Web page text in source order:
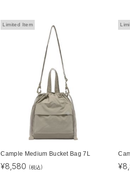
Limited Item
Cample Medium Bucket Bag 7L
¥8,580 (税込) ¥